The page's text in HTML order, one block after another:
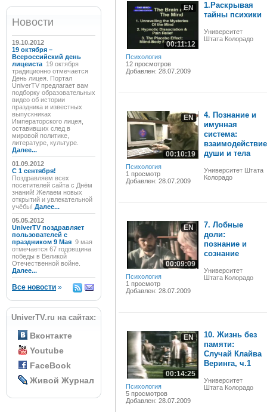
Новости
19.10.2012
19 октября –
Всероссийский день
лицеиста 19 октября
традиционно отмечается
День лицея. Портал
UniverTV предлагает вам
подборку образовательных
видео об истории
праздника и известных
выпускниках
Императорского лицея,
оставивших след в
мировой политике,
литературе, культуре.
Далее...
01.09.2012
C 1 сентября!
Поздравляем всех
посетителей сайта с Днём
знаний! Желаем новых
открытий и увлекательной
учёбы! Далее...
05.05.2012
UniverTV поздравляет
пользователей с
праздником 9 Мая 9 мая
отмечается 67 годовщина
победы в Великой
Отечественной войне.
Далее...
Все новости »
UniverTV.ru на сайтах:
Вконтакте
Youtube
FaceBook
Живой Журнал
EN
00:11:12
Психология
12 просмотров
Добавлен: 28.07.2009
1.Раскрывая
тайны психики
Университет
Штата Колорадо
EN
00:10:19
Психология
1 просмотр
Добавлен: 28.07.2009
4. Познание и
имунная
система:
взаимодействие
души и тела
Университет Штата
Колорадо
EN
00:09:09
Психология
1 просмотр
Добавлен: 28.07.2009
7. Лобные
доли:
познание и
сознание
Университет
Штата Колорадо
EN
00:14:25
Психология
5 просмотров
Добавлен: 28.07.2009
10. Жизнь без
памяти:
Случай Клайва
Веринга, ч.1
Университет
Штата Колорадо